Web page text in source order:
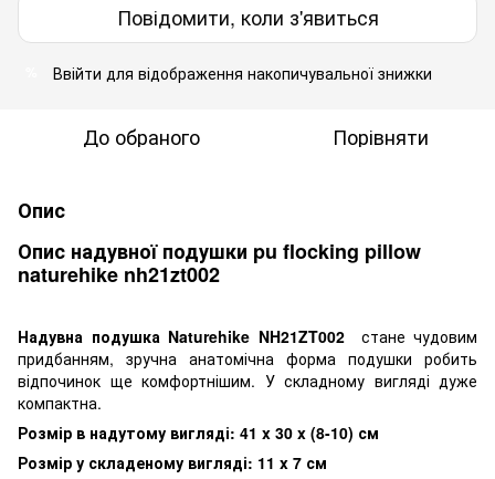
Повідомити, коли з'явиться
Ввійти для відображення накопичувальної знижки
До обраного Порівняти
Опис
Опис надувної подушки pu flocking pillow
naturehike nh21zt002
Надувна подушка Naturehike NH21ZT002
стане чудовим
придбанням, зручна анатомічна форма подушки робить
відпочинок ще комфортнішим. У складному вигляді дуже
компактна.
Розмір в надутому вигляді: 41 x 30 x (8-10) см
Розмір у складеному вигляді: 11 x 7 см